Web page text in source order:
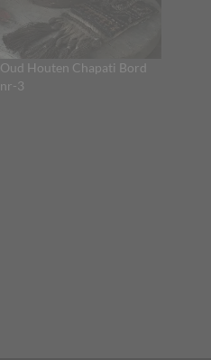
Oud Houten Chapati Bord
nr-3